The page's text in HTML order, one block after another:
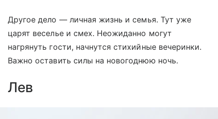
Другое дело — личная жизнь и семья. Тут уже
царят веселье и смех. Неожиданно могут
нагрянуть гости, начнутся стихийные вечеринки.
Важно оставить силы на новогоднюю ночь.
Лев